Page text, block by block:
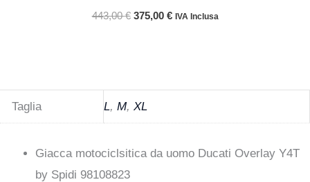
443,00€ 375,00 € IVA Inclusa
Taglia L, M, XL
Giacca motociclsitica da uomo Ducati Overlay Y4T
by Spidi 98108823